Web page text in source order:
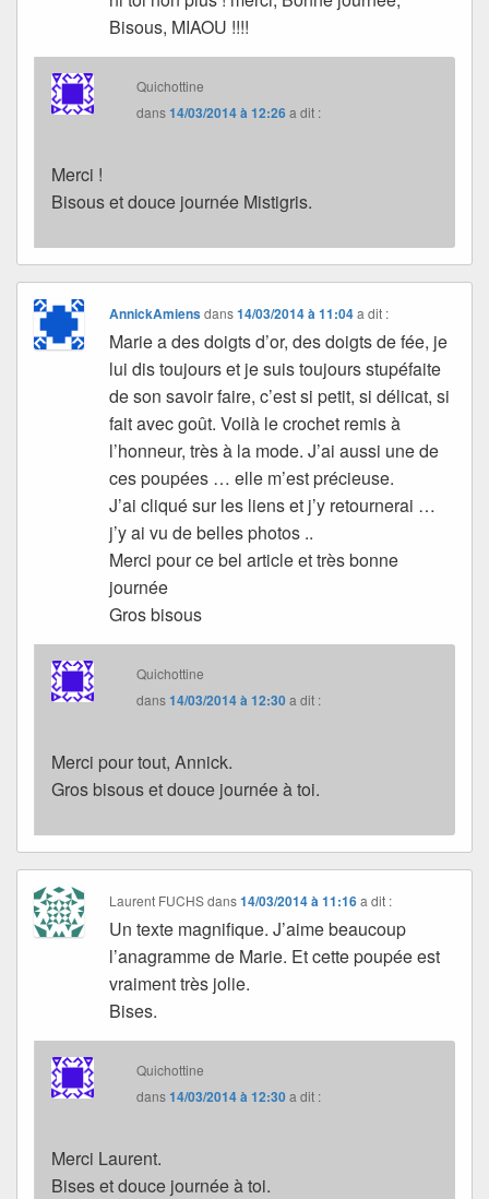
Bisous, MIAOU !!!!
Quichottine
dans14/03/2014 à 12:26a dit :
Merci !
Bisous et douce journée Mistigris.
AnnickAmiensdans14/03/2014 à 11:04 a dit :
Marie a des doigts d’or, des doigts de fée, je
lui dis toujours et je suis toujours stupéfaite
de son savoir faire, c’est si petit, si délicat, si
fait avec goût. Voilà le crochet remis à
l’honneur, très à la mode. J’ai aussi une de
ces poupées … elle m’est précieuse.
J’ai cliqué sur les liens et j’y retournerai …
j’y ai vu de belles photos ..
Merci pour ce bel article et très bonne
journée
Gros bisous
Quichottine
dans14/03/2014 à 12:30a dit :
Merci pour tout, Annick.
Gros bisous et douce journée à toi.
Laurent FUCHSdans14/03/2014 à 11:16 a dit :
Un texte magnifique. J’aime beaucoup
l’anagramme de Marie. Et cette poupée est
vraiment très jolie.
Bises.
Quichottine
dans14/03/2014 à 12:30a dit :
Merci Laurent.
Bises et douce journée à toi.